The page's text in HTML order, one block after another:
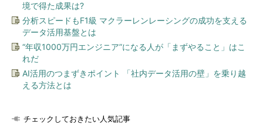
境で得た成果は?
分析スピードもF1級 マクラーレンレーシングの成功を支える
データ活用基盤とは
“年収1000万円エンジニア”になる人が「まずやること」はこ
れだ
AI活用のつまずきポイント 「社内データ活用の壁」を乗り越
える方法とは
チェックしておきたい人気記事